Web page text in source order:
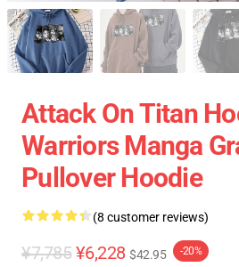
Attack On Titan
Warriors Manga
Pullover Hoodie
(8 customer reviews)
¥7,785 ¥6,228 $42.95 -20%